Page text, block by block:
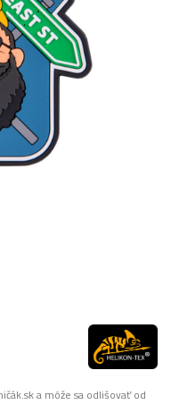
a môže sa odlišovať od